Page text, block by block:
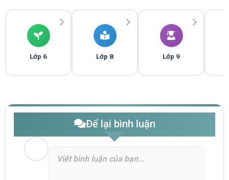
Lớp 6 Lớp 8 Lớp 9
Để lại bình luận